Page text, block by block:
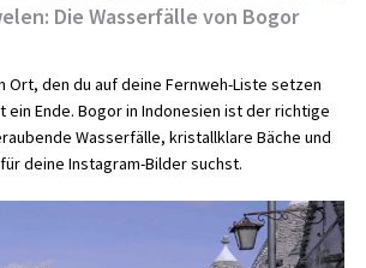
Die Wasserfälle von Bogor
Ort, den du auf deine Fernweh-Liste setzen
ein Ende. Bogor in Indonesien ist der richtige
Wasserfälle, kristallklare Bäche und
deine Instagram-Bilder suchst.